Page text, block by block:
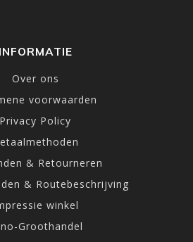
INFORMATIE
Over ons
voorwaarden
Privacy Policy
& Retourneren
& Routebeschrijving
winkel
Groothandel